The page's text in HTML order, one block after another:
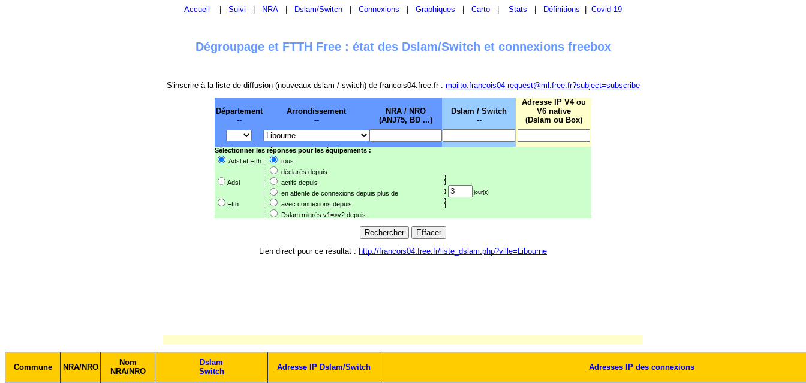
Accueil Suivi NRA Dslam/Switch Connexions Graphiques Carto Stats Définitions Covid-19
Dégroupage et FTTH Free : état des Dslam/Switch et connexions freebox
S'inscrire à la liste de diffusion (nouveaux dslam / switch) de francois04.free.fr : mailto:francois04-request@ml.free.fr?subject=subscribe
Département
--
Arrondissement
--
NRA / NRO
(ANJ75, BD ...)
Dslam / Switch
--
Adresse IP V4 ou
V6 native
(Dslam ou Box)
Sélectionner les réponses pour les équipements :
Adsl et Ftth |
tous
|
déclarés depuis
}
}
}
jour(s)
}
}
Adsl |
actifs depuis
|
en attente de connexions depuis plus de
Ftth
|
avec connexions depuis
|
Dslam migrés v1=>v2 depuis
Lien direct pour ce résultat : http://francois04.free.fr/liste_dslam.php?ville=Libourne
Commune NRA/NRO
Nom
NRA/NRO
Dslam
Switch
Adresse IP Dslam/Switch Adresses IP des connexions